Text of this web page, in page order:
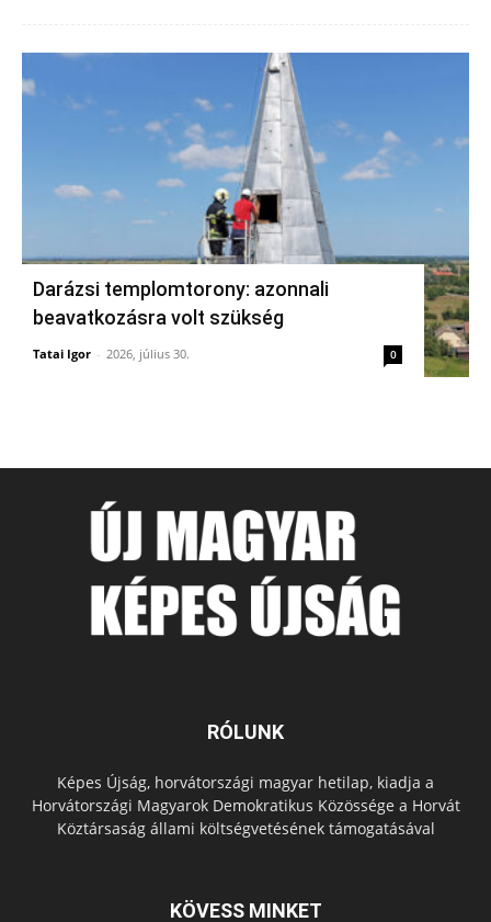
Darázsi templomtorony: azonnali
beavatkozásra volt szükség
Tatai Igor - 2026, július 30. 0
RÓLUNK
Képes Újság, horvátországi magyar hetilap, kiadja a
Horvátországi Magyarok Demokratikus Közössége a Horvát
Köztársaság állami költségvetésének támogatásával
KÖVESS MINKET